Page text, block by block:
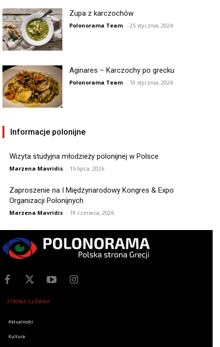
Zupa z karczochów
Polonorama Team - 25 stycznia, 2024
Aginares – Karczochy po grecku
Polonorama Team - 10 stycznia, 2024
Informacje polonijne
Wizyta studyjna młodzieży polonijnej w Polsce
Marzena Mavridis - 15 lipca, 2026
Zaproszenie na I Międzynarodowy Kongres & Expo
Organizacji Polonijnych
Marzena Mavridis - 19 czerwca, 2026
STRONA GŁÓWNA
Aktualności
Kultura